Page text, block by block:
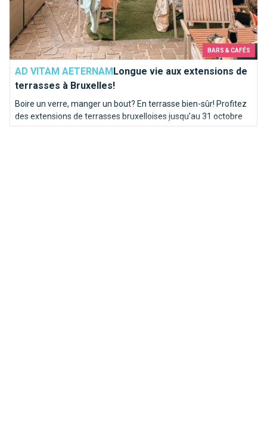
BARS & CAFÉS
AD VITAM AETERNAMLongue vie aux extensions de
terrasses à Bruxelles!
Boire un verre, manger un bout? En terrasse bien-sûr! Profitez
des extensions de terrasses bruxelloises jusqu'au 31 octobre
mais pas d'inquiétude : elles reviendront chaque année!